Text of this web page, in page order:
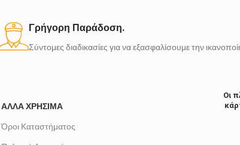
Γρήγορη Παράδοση.
Σύντομες διαδικασίες για να εξασφαλίσουμε την
ΆΛΛΑ ΧΡΉΣΙΜΑ
Όροι Καταστήματος
Οι